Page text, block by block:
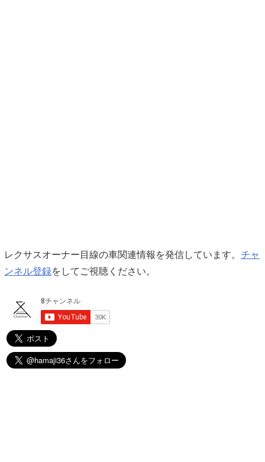
レクサスオーナー目線の車関連情報を発信しています。 チャ
ンネル登録をしてご視聴ください。